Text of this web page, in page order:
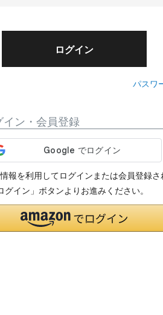
ログイン
パスワ
ン・会員登録
報を利用してログインまたは会員登録さ
グイン」ボタンよりお進みください。